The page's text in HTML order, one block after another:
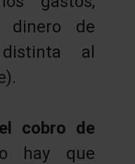
dinero de
al
cobro de
hay que